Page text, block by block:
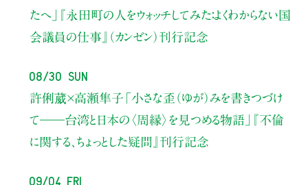
たへ」
『永田町の人をウォッチしてみた：よくわからない国
会議員の仕事』（カンゼン）刊行記念
08/30 Sun
許俐葳×高瀬隼子 「小さな歪（ゆが）みを書きつづけ
て――台湾と日本の〈周縁〉を見つめる物語」
『不倫
に関する、ちょっとした疑問』刊行記念
09/04 Fri